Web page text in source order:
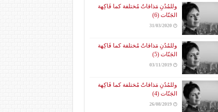
وللمُدُنِ مَذاقاتٌ مُختلفة كما فَاكِهة
الجَنّات (6)
31/03/2020
وللمُدُنِ مَذاقاتٌ مُختلفة كما فَاكِهة
الجَنّات (5)
03/11/2019
وللمُدُنِ مَذاقاتٌ مُختلفة كما فَاكِهة
الجَنّات (4)
26/08/2019